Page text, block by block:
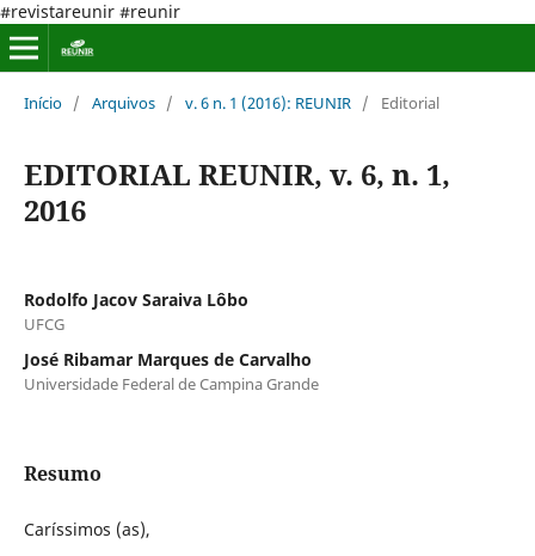
#revistareunir #reunir
Início / Arquivos / v. 6 n. 1 (2016): REUNIR / Editorial
EDITORIAL REUNIR, v. 6, n. 1,
2016
Rodolfo Jacov Saraiva Lôbo
UFCG
José Ribamar Marques de Carvalho
Universidade Federal de Campina Grande
Resumo
Caríssimos (as),